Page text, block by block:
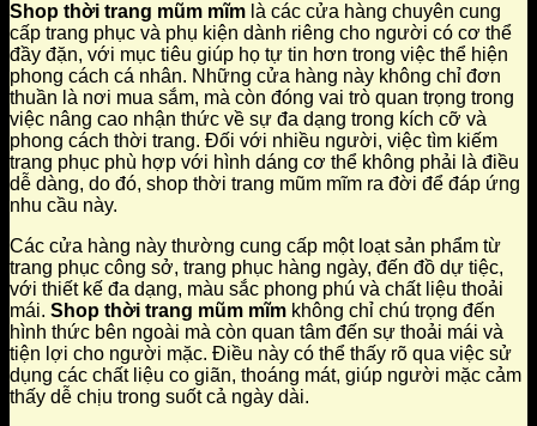
Shop thời trang mũm mĩm là các cửa hàng chuyên cung
cấp trang phục và phụ kiện dành riêng cho người có cơ thể
đầy đặn, với mục tiêu giúp họ tự tin hơn trong việc thể hiện
phong cách cá nhân. Những cửa hàng này không chỉ đơn
thuần là nơi mua sắm, mà còn đóng vai trò quan trọng trong
việc nâng cao nhận thức về sự đa dạng trong kích cỡ và
phong cách thời trang. Đối với nhiều người, việc tìm kiếm
trang phục phù hợp với hình dáng cơ thể không phải là điều
dễ dàng, do đó, shop thời trang mũm mĩm ra đời để đáp ứng
nhu cầu này.
Các cửa hàng này thường cung cấp một loạt sản phẩm từ
trang phục công sở, trang phục hàng ngày, đến đồ dự tiệc,
với thiết kế đa dạng, màu sắc phong phú và chất liệu thoải
mái. Shop thời trang mũm mĩm không chỉ chú trọng đến
hình thức bên ngoài mà còn quan tâm đến sự thoải mái và
tiện lợi cho người mặc. Điều này có thể thấy rõ qua việc sử
dụng các chất liệu co giãn, thoáng mát, giúp người mặc cảm
thấy dễ chịu trong suốt cả ngày dài.